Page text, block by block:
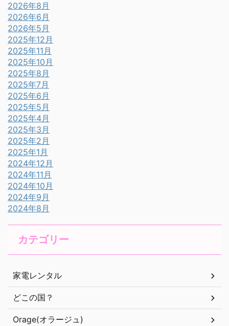
2026年8月
2026年6月
2026年5月
2025年12月
2025年11月
2025年10月
2025年8月
2025年7月
2025年6月
2025年5月
2025年4月
2025年3月
2025年2月
2025年1月
2024年12月
2024年11月
2024年10月
2024年9月
2024年8月
カテゴリー
家電レンタル
どこの国？
Orage(オラージュ)